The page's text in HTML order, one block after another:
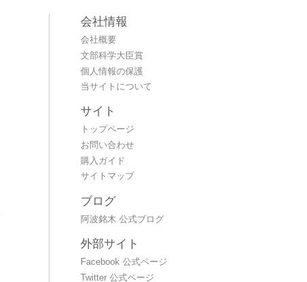
会社情報
会社概要
文部科学大臣賞
個人情報の保護
当サイトについて
サイト
トップページ
お問い合わせ
購入ガイド
サイトマップ
ブログ
阿波銘木 公式ブログ
外部サイト
Facebook 公式ページ
Twitter 公式ページ